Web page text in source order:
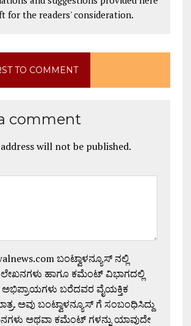
for the readers' consideration.
TO COMMENT
comment
will not be published.
ಬಂಟ್ವಾಳನ್ಯೂಸ್ ನಲ್ಲಿ
ಹಾಗೂ ಕಮೆಂಟ್ ವಿಭಾಗದಲ್ಲಿ
ಅಭಿಪ್ರಾಯಗಳು ಬರೆದವರ ವೈಯಕ್ತಿಕ
ಅವು ಬಂಟ್ವಾಳನ್ಯೂಸ್ ಗೆ ಸಂಬಂಧಿಸಿದ್ದು
ಅಥವಾ ಕಮೆಂಟ್ ಗಳನ್ನು ಯಾವುದೇ